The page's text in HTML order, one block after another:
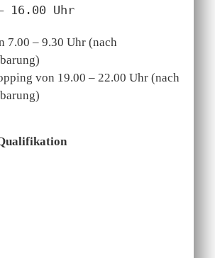
16.00 Uhr
7.00 – 9.30 Uhr (nach
von 19.00 – 22.00 Uhr (nach